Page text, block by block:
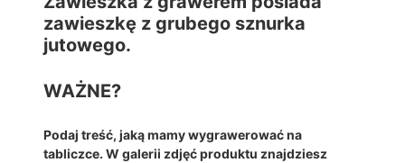
zawieszkę z grubego sznurka
jutowego.
WAŻNE?
Podaj treść, jaką mamy wygrawerować na
tabliczce. W galerii zdjęć produktu znajdziesz